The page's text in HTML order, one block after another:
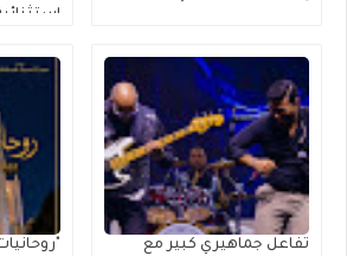
تفاعل جماهيري كبير مع